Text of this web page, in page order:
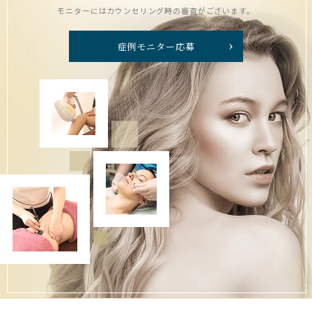
モニターにはカウンセリング時の審査がございます。
症例モニター応募